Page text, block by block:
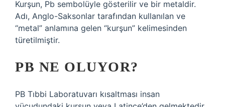
Kurşun, Pb sembolüyle gösterilir ve bir metaldir.
Adı, Anglo-Saksonlar tarafından kullanılan ve
“metal” anlamına gelen “kurşun” kelimesinden
türetilmiştir.
PB NE OLUYOR?
PB Tıbbi Laboratuvarı kısaltması insan